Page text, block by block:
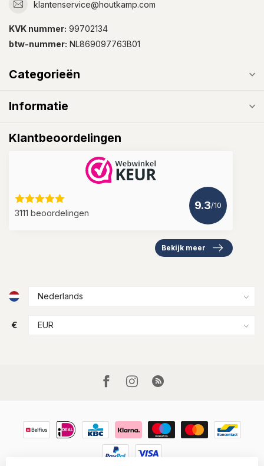
klantenservice@houtkamp.com
KVK nummer: 99702134
btw-nummer: NL869097763B01
Categorieën
Informatie
Klantbeoordelingen
3111 beoordelingen
9.3/10
Bekijk meer
€